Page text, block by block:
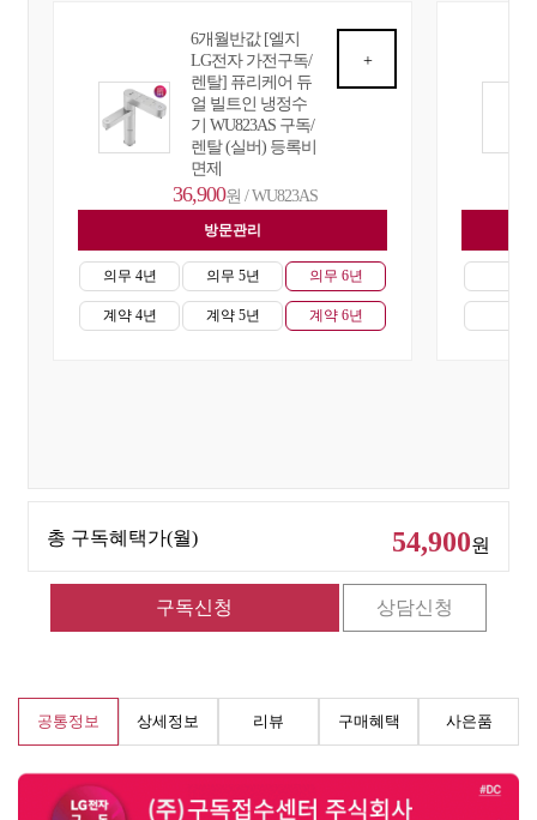
6개월반값 [엘지
LG전자 가전구독/
렌탈] 퓨리케어 듀
얼 빌트인 냉정수
기 WU823AS 구독/
렌탈 (실버) 등록비
면제
+
36,900원 / WU823AS
방문관리
의무 4년
계약 4년
의무 5년
계약 5년
의무 6년
계약 6년
총 구독혜택가(월) 54,900원
공통정보 상세정보 리뷰 구매혜택 사은품